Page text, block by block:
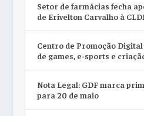
Setor de farmácias fecha
de Erivelton Carvalho à
Centro de Promoção
de games, e-sports e
Nota Legal: GDF marca
para 20 de maio